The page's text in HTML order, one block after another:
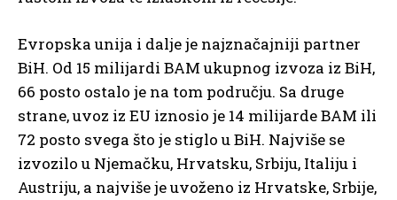
Evropska unija i dalje je najznačajniji partner
BiH. Od 15 milijardi BAM ukupnog izvoza iz BiH,
66 posto ostalo je na tom području. Sa druge
strane, uvoz iz EU iznosio je 14 milijarde BAM ili
72 posto svega što je stiglo u BiH. Najviše se
izvozilo u Njemačku, Hrvatsku, Srbiju, Italiju i
Austriju, a najviše je uvoženo iz Hrvatske, Srbije,